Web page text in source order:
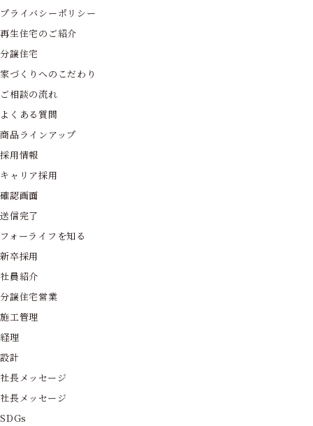
プライバシーポリシー
再生住宅のご紹介
分譲住宅
家づくりへのこだわり
ご相談の流れ
よくある質問
商品ラインアップ
採用情報
キャリア採用
確認画面
送信完了
フォーライフを知る
新卒採用
社員紹介
分譲住宅営業
施工管理
経理
設計
社長メッセージ
社長メッセージ
SDGs